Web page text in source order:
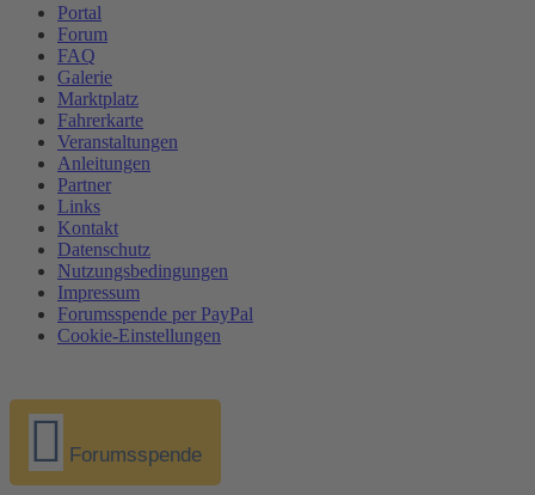
Portal
Forum
FAQ
Galerie
Marktplatz
Fahrerkarte
Veranstaltungen
Anleitungen
Partner
Links
Kontakt
Datenschutz
Nutzungsbedingungen
Impressum
Forumsspende per PayPal
Cookie-Einstellungen
Forumsspende